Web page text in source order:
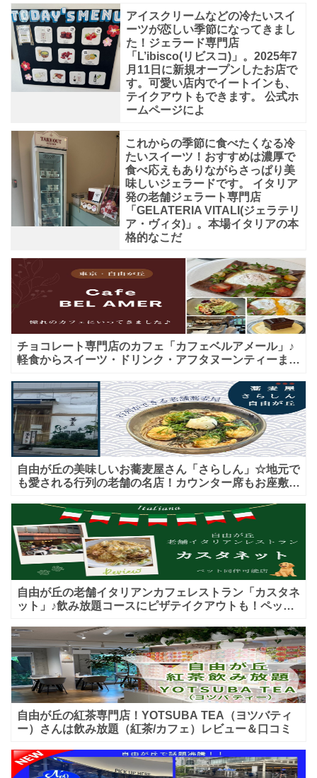
ド
専
門
店
で
式
アイスクリームなどの冷たいスイ
ーツが恋しい季節になってきまし
た！ジェラード専門店
「L’ibisco(リビスコ)」。2025年7
月11日に新規オープンしたお店で
す。可愛い店内でイートインも、
テイクアウトもできます。 公式ホ
ームページによ
これからの季節に食べたくなる冷
たいスイーツ！おすすめは濃厚で
食べ応えもありながらさっぱり美
味しいジェラードです。 イタリア
発の老舗ジェラート専門店
「GELATERIA VITALI(ジェラテリ
ア・ヴィタ)」。本場イタリアの本
格的なこだ
チョコレート専門店のカフェ「カフェベルアメール」♪
軽食からスイーツ・ドリンク・アフタヌーンティーまで
自由が丘の美味しいお蕎麦屋さん「さらしん」☆地元で
も愛される行列の老舗の名店！カウンター席もお座敷も
自由が丘の老舗イタリアンカフェレストラン「カスタネ
ット」♪飲み放題コースにピザテイクアウトも！ペット
自由が丘の紅茶専門店！YOTSUBA TEA（ヨツバティ
ー）さんは飲み放題（紅茶/カフェ）レビュー＆口コミ